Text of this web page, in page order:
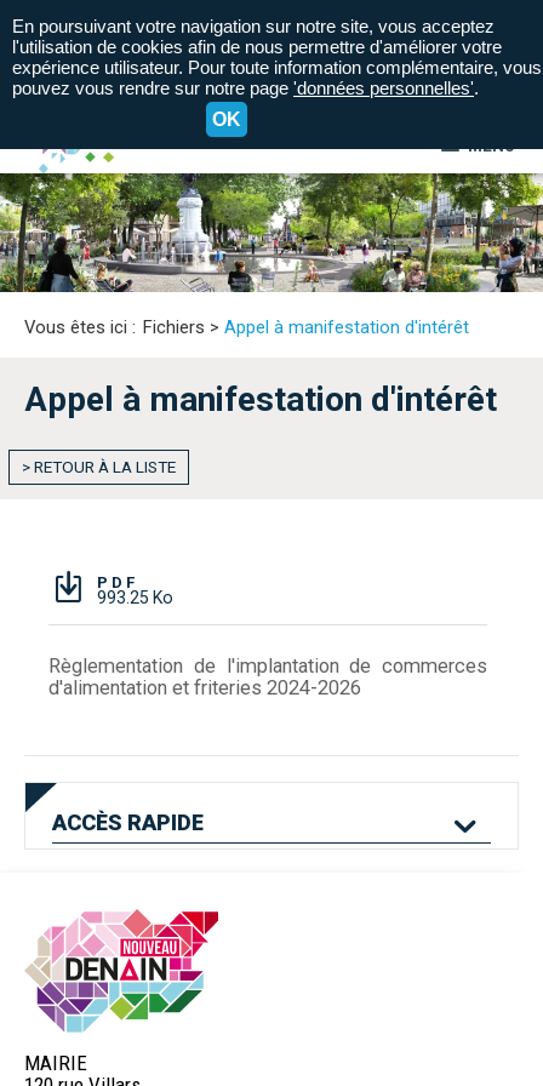
MENU
A= A- A+
Vous êtes ici : Fichiers > Appel à manifestation d'intérêt
Appel à manifestation d'intérêt
> RETOUR À LA LISTE
PDF
993.25 Ko
Règlementation de l'implantation de commerces
d'alimentation et friteries 2024-2026
ACCÈS RAPIDE
Mes services en
ligne
MAIRIE
En poursuivant votre navigation sur notre site, vous acceptez
l'utilisation de cookies afin de nous permettre d'améliorer votre
expérience utilisateur. Pour toute information complémentaire, vous
pouvez vous rendre sur notre page 'données personnelles'.
OK